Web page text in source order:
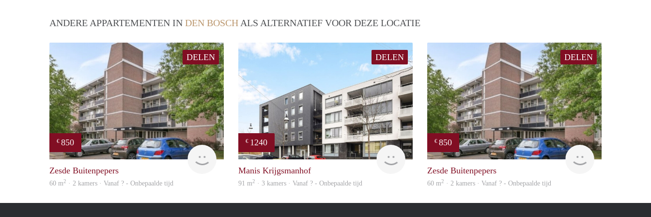
ANDERE APPARTEMENTEN IN DEN BOSCH ALS ALTERNATIEF VOOR DEZE LOCATIE
DELEN
€ 850
rent
Zesde Buitenpepers
60 m2 · 2 kamers · Vanaf ? - Onbepaalde tijd
DELEN
€ 1240
Woning
Manis Krijgsmanhof
91 m2 · 3 kamers · Vanaf ? - Onbepaalde tijd
DELEN
€ 850
finder
Zesde Buitenpepers
60 m2 · 2 kamers · Vanaf ? - Onbepaalde tijd